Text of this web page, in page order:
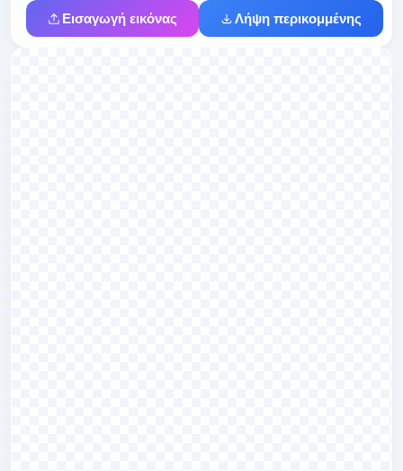
Εισαγωγή εικόνας Λήψη περικομμένης